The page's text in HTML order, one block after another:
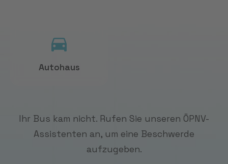
Autohaus
Ihr Bus kam nicht. Rufen Sie unseren ÖPNV-
Assistenten an, um eine Beschwerde
aufzugeben.